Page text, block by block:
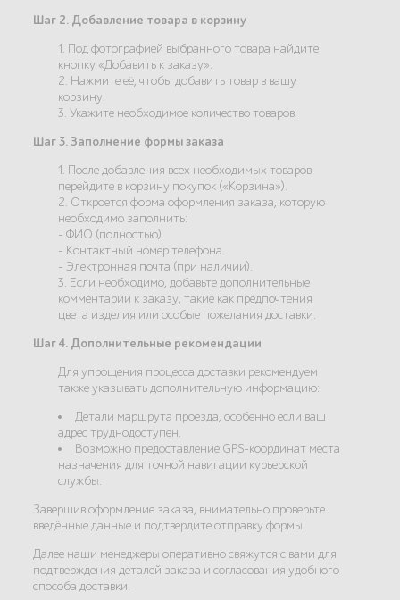
Шаг 2. Добавление товара в корзину
1. Под фотографией выбранного товара найдите
кнопку «Добавить к заказу».
2. Нажмите её, чтобы добавить товар в вашу
корзину.
3. Укажите необходимое количество товаров.
Шаг 3. Заполнение формы заказа
1. После добавления всех необходимых товаров
перейдите в корзину покупок («Корзина»).
2. Откроется форма оформления заказа, которую
необходимо заполнить:
- ФИО (полностью).
- Контактный номер телефона.
- Электронная почта (при наличии).
3. Если необходимо, добавьте дополнительные
комментарии к заказу, такие как предпочтения
цвета изделия или особые пожелания доставки.
Шаг 4. Дополнительные рекомендации
Для упрощения процесса доставки рекомендуем
также указывать дополнительную информацию:
Детали маршрута проезда, особенно если ваш
адрес труднодоступен.
Возможно предоставление GPS-координат места
назначения для точной навигации курьерской
службы.
Завершив оформление заказа, внимательно проверьте
введённые данные и подтвердите отправку формы.
Далее наши менеджеры оперативно свяжутся с вами для
подтверждения деталей заказа и согласования удобного
способа доставки.